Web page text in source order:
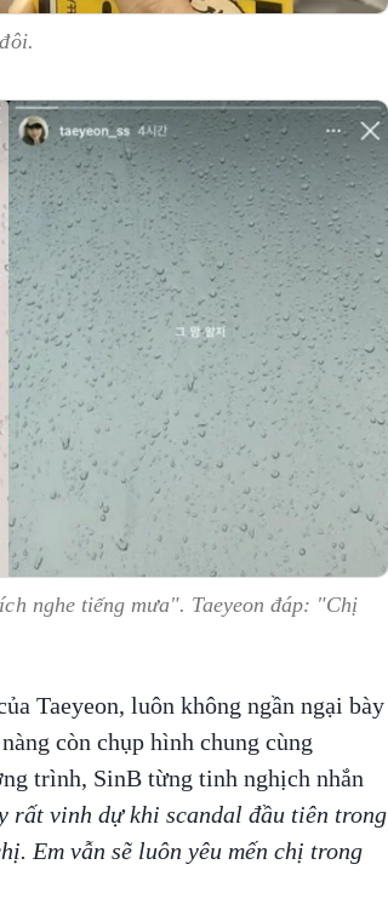
nghe tiếng mưa". Taeyeon đáp: "Chị
Taeyeon, luôn không ngần ngại bày
còn chụp hình chung cùng
trình, SinB từng tinh nghịch nhắn
rất vinh dự khi scandal đầu tiên trong
Em vẫn sẽ luôn yêu mến chị trong